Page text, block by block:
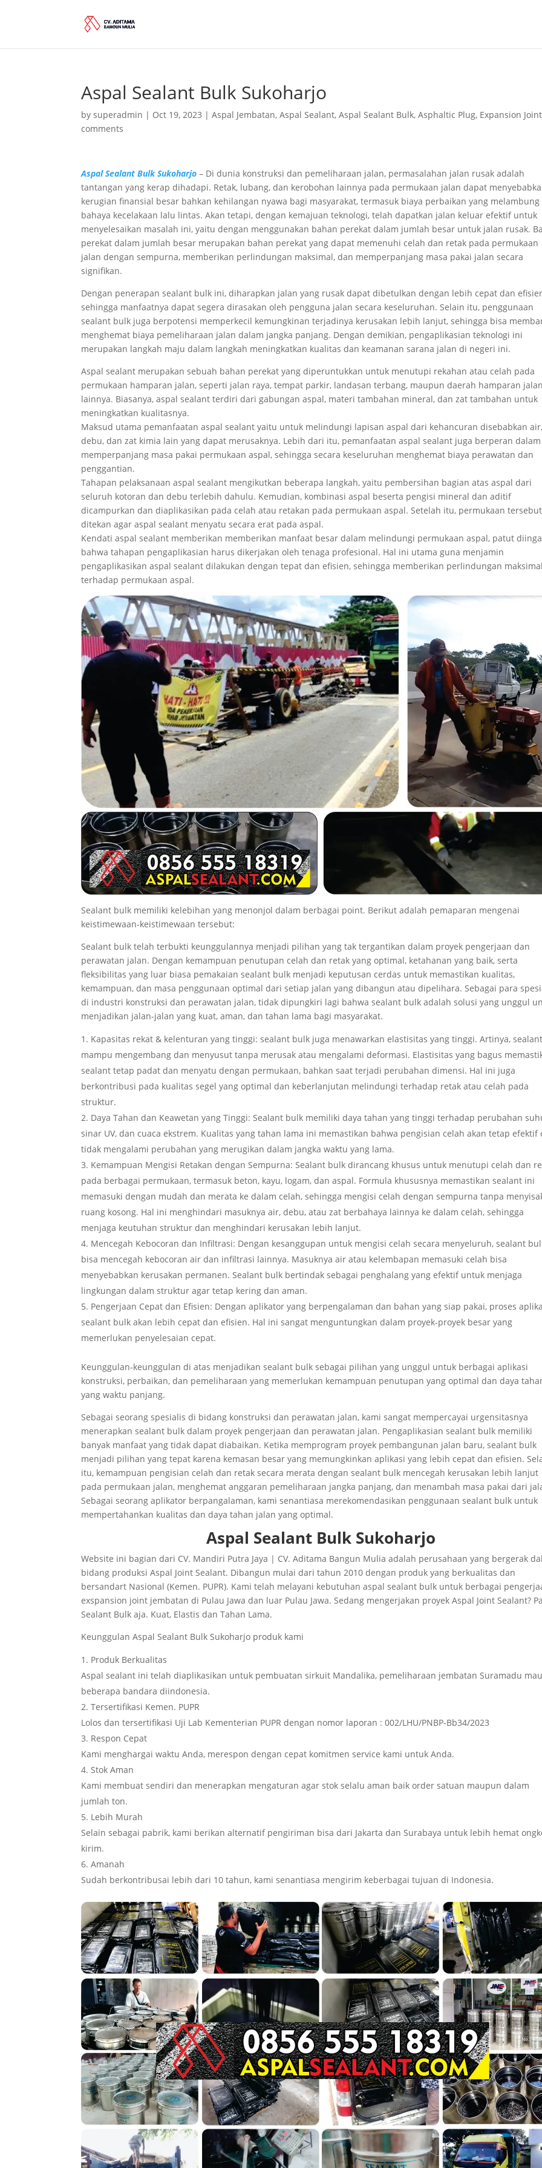
Aspal Sealant Bulk Sukoharjo
bysuperadmin | Oct 19, 2023 |Aspal Jembatan,Aspal Sealant,Aspal Sealant Bulk,Asphaltic Plug, Expansion Joint
comments
Aspal Sealant Bulk Sukoharjo – Di dunia konstruksi dan pemeliharaan jalan, permasalahan jalan rusak adalah
tantangan yang kerap dihadapi. Retak, lubang, dan kerobohan lainnya pada permukaan jalan dapat
kerugian finansial besar bahkan kehilangan nyawa bagi masyarakat, termasuk biaya perbaikan yang
bahaya kecelakaan lalu lintas. Akan tetapi, dengan kemajuan teknologi, telah dapatkan jalan keluar efektif untuk
menyelesaikan masalah ini, yaitu dengan menggunakan bahan perekat dalam jumlah besar untuk jalan rusak.
perekat dalam jumlah besar merupakan bahan perekat yang dapat memenuhi celah dan retak pada permukaan
jalan dengan sempurna, memberikan perlindungan maksimal, dan memperpanjang masa pakai jalan secara
signifikan.
Dengan penerapan sealant bulk ini, diharapkan jalan yang rusak dapat dibetulkan dengan lebih cepat dan
sehingga manfaatnya dapat segera dirasakan oleh pengguna jalan secara keseluruhan. Selain itu, penggunaan
sealant bulk juga berpotensi memperkecil kemungkinan terjadinya kerusakan lebih lanjut, sehingga bisa
menghemat biaya pemeliharaan jalan dalam jangka panjang. Dengan demikian, pengaplikasian teknologi ini
merupakan langkah maju dalam langkah meningkatkan kualitas dan keamanan sarana jalan di negeri ini.
Aspal sealant merupakan sebuah bahan perekat yang diperuntukkan untuk menutupi rekahan atau celah pada
permukaan hamparan jalan, seperti jalan raya, tempat parkir, landasan terbang, maupun daerah hamparan
lainnya. Biasanya, aspal sealant terdiri dari gabungan aspal, materi tambahan mineral, dan zat tambahan untuk
meningkatkan kualitasnya.
Maksud utama pemanfaatan aspal sealant yaitu untuk melindungi lapisan aspal dari kehancuran disebabkan
debu, dan zat kimia lain yang dapat merusaknya. Lebih dari itu, pemanfaatan aspal sealant juga berperan dalam
memperpanjang masa pakai permukaan aspal, sehingga secara keseluruhan menghemat biaya perawatan dan
penggantian.
Tahapan pelaksanaan aspal sealant mengikutkan beberapa langkah, yaitu pembersihan bagian atas aspal dari
seluruh kotoran dan debu terlebih dahulu. Kemudian, kombinasi aspal beserta pengisi mineral dan aditif
dicampurkan dan diaplikasikan pada celah atau retakan pada permukaan aspal. Setelah itu, permukaan tersebut
ditekan agar aspal sealant menyatu secara erat pada aspal.
Kendati aspal sealant memberikan memberikan manfaat besar dalam melindungi permukaan aspal, patut
bahwa tahapan pengaplikasian harus dikerjakan oleh tenaga profesional. Hal ini utama guna menjamin
pengaplikasikan aspal sealant dilakukan dengan tepat dan efisien, sehingga memberikan perlindungan
terhadap permukaan aspal.
Sealant bulk memiliki kelebihan yang menonjol dalam berbagai point. Berikut adalah pemaparan mengenai
keistimewaan-keistimewaan tersebut:
Sealant bulk telah terbukti keunggulannya menjadi pilihan yang tak tergantikan dalam proyek pengerjaan dan
perawatan jalan. Dengan kemampuan penutupan celah dan retak yang optimal, ketahanan yang baik, serta
fleksibilitas yang luar biasa pemakaian sealant bulk menjadi keputusan cerdas untuk memastikan kualitas,
kemampuan, dan masa penggunaan optimal dari setiap jalan yang dibangun atau dipelihara. Sebagai para
di industri konstruksi dan perawatan jalan, tidak dipungkiri lagi bahwa sealant bulk adalah solusi yang unggul
menjadikan jalan-jalan yang kuat, aman, dan tahan lama bagi masyarakat.
Kapasitas rekat & kelenturan yang tinggi: sealant bulk juga menawarkan elastisitas yang tinggi. Artinya,
mampu mengembang dan menyusut tanpa merusak atau mengalami deformasi. Elastisitas yang bagus
sealant tetap padat dan menyatu dengan permukaan, bahkan saat terjadi perubahan dimensi. Hal ini juga
berkontribusi pada kualitas segel yang optimal dan keberlanjutan melindungi terhadap retak atau celah pada
struktur.
Daya Tahan dan Keawetan yang Tinggi: Sealant bulk memiliki daya tahan yang tinggi terhadap perubahan
sinar UV, dan cuaca ekstrem. Kualitas yang tahan lama ini memastikan bahwa pengisian celah akan tetap efektif
tidak mengalami perubahan yang merugikan dalam jangka waktu yang lama.
Kemampuan Mengisi Retakan dengan Sempurna: Sealant bulk dirancang khusus untuk menutupi celah dan
pada berbagai permukaan, termasuk beton, kayu, logam, dan aspal. Formula khususnya memastikan sealant ini
memasuki dengan mudah dan merata ke dalam celah, sehingga mengisi celah dengan sempurna tanpa
ruang kosong. Hal ini menghindari masuknya air, debu, atau zat berbahaya lainnya ke dalam celah, sehingga
menjaga keutuhan struktur dan menghindari kerusakan lebih lanjut.
Mencegah Kebocoran dan Infiltrasi: Dengan kesanggupan untuk mengisi celah secara menyeluruh, sealant
bisa mencegah kebocoran air dan infiltrasi lainnya. Masuknya air atau kelembapan memasuki celah bisa
menyebabkan kerusakan permanen. Sealant bulk bertindak sebagai penghalang yang efektif untuk menjaga
lingkungan dalam struktur agar tetap kering dan aman.
Pengerjaan Cepat dan Efisien: Dengan aplikator yang berpengalaman dan bahan yang siap pakai, proses
sealant bulk akan lebih cepat dan efisien. Hal ini sangat menguntungkan dalam proyek-proyek besar yang
memerlukan penyelesaian cepat.
Keunggulan-keunggulan di atas menjadikan sealant bulk sebagai pilihan yang unggul untuk berbagai aplikasi
konstruksi, perbaikan, dan pemeliharaan yang memerlukan kemampuan penutupan yang optimal dan daya
yang waktu panjang.
Sebagai seorang spesialis di bidang konstruksi dan perawatan jalan, kami sangat mempercayai urgensitasnya
menerapkan sealant bulk dalam proyek pengerjaan dan perawatan jalan. Pengaplikasian sealant bulk memiliki
banyak manfaat yang tidak dapat diabaikan. Ketika memprogram proyek pembangunan jalan baru, sealant bulk
menjadi pilihan yang tepat karena kemasan besar yang memungkinkan aplikasi yang lebih cepat dan efisien.
itu, kemampuan pengisian celah dan retak secara merata dengan sealant bulk mencegah kerusakan lebih lanjut
pada permukaan jalan, menghemat anggaran pemeliharaan jangka panjang, dan menambah masa pakai dari
Sebagai seorang aplikator berpangalaman, kami senantiasa merekomendasikan penggunaan sealant bulk untuk
mempertahankan kualitas dan daya tahan jalan yang optimal.
Aspal Sealant Bulk Sukoharjo
Website ini bagian dari CV. Mandiri Putra Jaya | CV. Aditama Bangun Mulia adalah perusahaan yang bergerak
bidang produksi Aspal Joint Sealant. Dibangun mulai dari tahun 2010 dengan produk yang berkualitas dan
bersandart Nasional (Kemen. PUPR). Kami telah melayani kebutuhan aspal sealant bulk untuk berbagai
exspansion joint jembatan di Pulau Jawa dan luar Pulau Jawa. Sedang mengerjakan proyek Aspal Joint Sealant?
Sealant Bulk aja. Kuat, Elastis dan Tahan Lama.
Keunggulan Aspal Sealant Bulk Sukoharjo produk kami
Produk Berkualitas
Aspal sealant ini telah diaplikasikan untuk pembuatan sirkuit Mandalika, pemeliharaan jembatan Suramadu
beberapa bandara diindonesia.
Tersertifikasi Kemen. PUPR
Lolos dan tersertifikasi Uji Lab Kementerian PUPR dengan nomor laporan : 002/LHU/PNBP-Bb34/2023
Respon Cepat
Kami menghargai waktu Anda, merespon dengan cepat komitmen service kami untuk Anda.
Stok Aman
Kami membuat sendiri dan menerapkan mengaturan agar stok selalu aman baik order satuan maupun dalam
jumlah ton.
Lebih Murah
Selain sebagai pabrik, kami berikan alternatif pengiriman bisa dari Jakarta dan Surabaya untuk lebih hemat
kirim.
Amanah
Sudah berkontribusai lebih dari 10 tahun, kami senantiasa mengirim keberbagai tujuan di Indonesia.